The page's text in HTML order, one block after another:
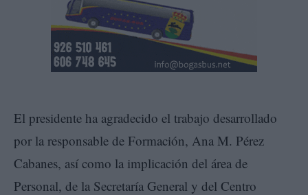
El presidente ha agradecido el trabajo desarrollado
por la responsable de Formación, Ana M. Pérez
Cabanes, así como la implicación del área de
Personal, de la Secretaría General y del Centro